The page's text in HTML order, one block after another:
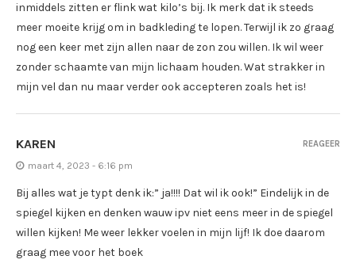
inmiddels zitten er flink wat kilo’s bij. Ik merk dat ik steeds
meer moeite krijg om in badkleding te lopen. Terwijl ik zo graag
nog een keer met zijn allen naar de zon zou willen. Ik wil weer
zonder schaamte van mijn lichaam houden. Wat strakker in
mijn vel dan nu maar verder ook accepteren zoals het is!
KAREN
maart 4, 2023 - 6:16 pm
Bij alles wat je typt denk ik:” ja!!!! Dat wil ik ook!” Eindelijk in de
spiegel kijken en denken wauw ipv niet eens meer in de spiegel
willen kijken! Me weer lekker voelen in mijn lijf! Ik doe daarom
graag mee voor het boek
REAGEER